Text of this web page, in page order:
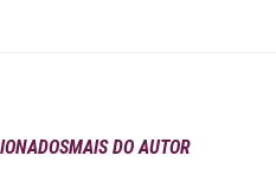
MAIS DO AUTOR